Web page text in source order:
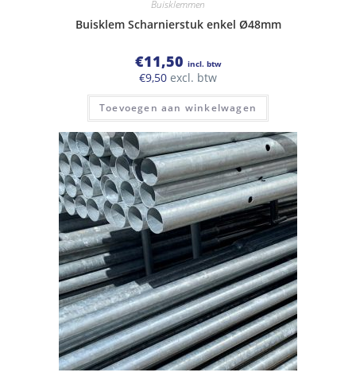
Buisklemmen
Buisklem Scharnierstuk enkel Ø48mm
€11,50 incl. btw
€9,50 excl. btw
Toevoegen aan winkelwagen